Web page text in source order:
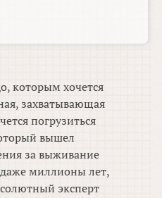
которым хочется
захватывающая
погрузиться
вышел
за выживание
миллионы лет,
эксперт